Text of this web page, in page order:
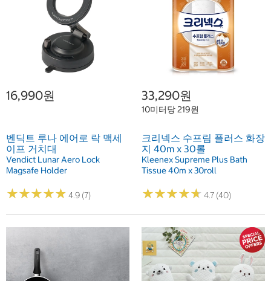
16,990원
벤딕트 루나 에어로 락 맥세
이프 거치대
Vendict Lunar Aero Lock
Magsafe Holder
★★★★★
★★★★★ 4.9 (7)
33,290원
10미터당 219원
크리넥스 수프림 플러스 화장
지 40m x 30롤
Kleenex Supreme Plus Bath
Tissue 40m x 30roll
★★★★★
★★★★★ 4.7 (40)